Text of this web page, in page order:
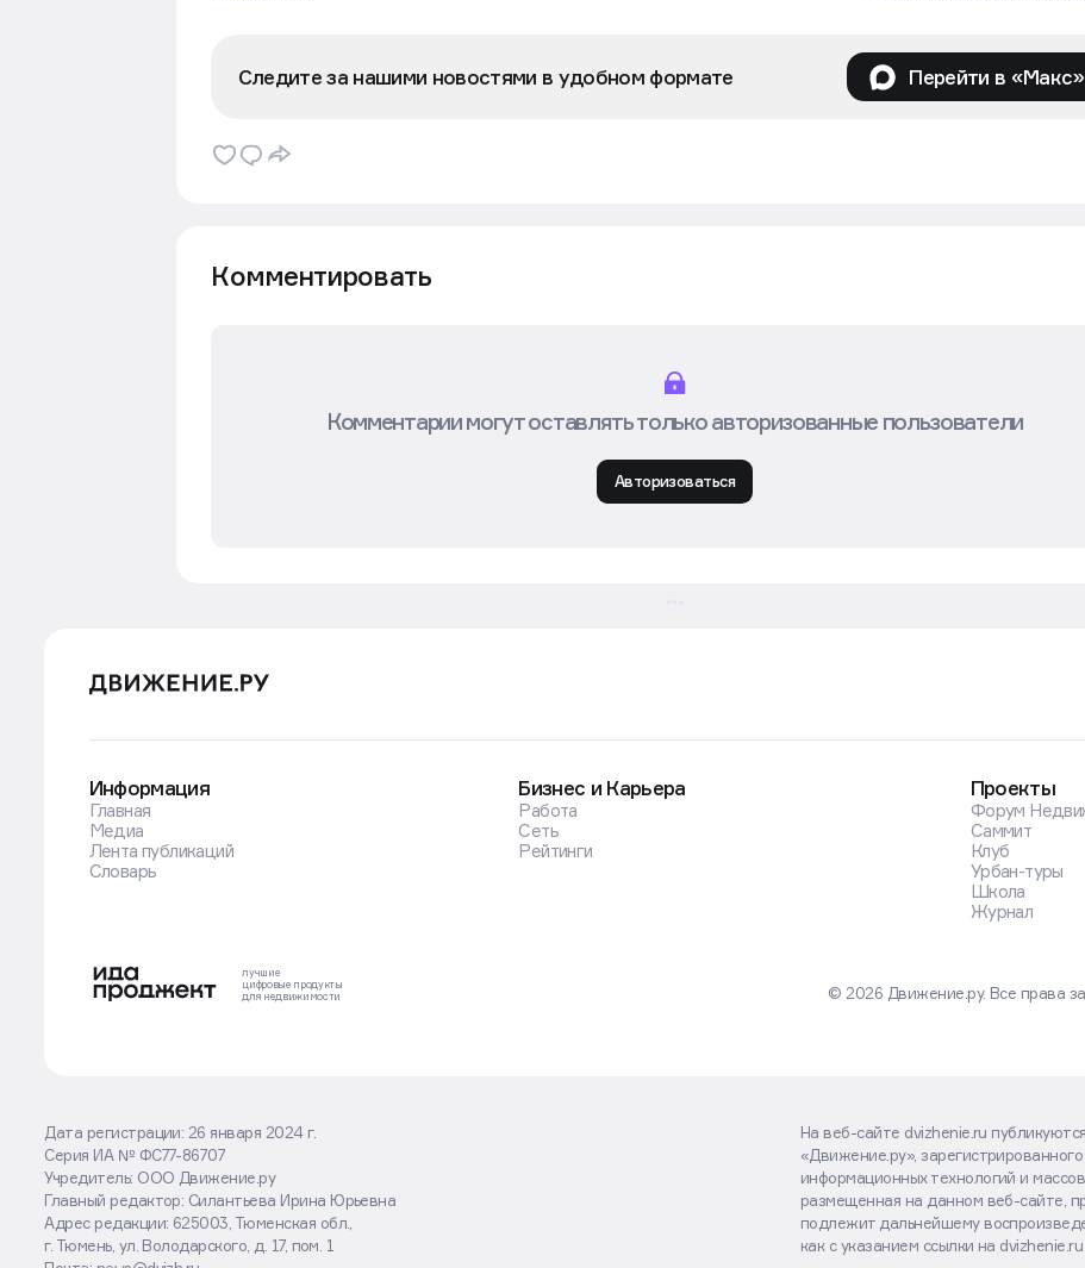
Следите за нашими новостями в удобном формате Перейти в «Макс»
Комментировать
Комментарии могут оставлять только авторизованные пользователи
Авторизоваться
Медиа
Лента публикаций
Словарь
Саммит
Клуб
Урбан-туры
Школа
Журнал
Оставаясь на сайте, вы соглашаетесь
с использованием cookies
Хорошо